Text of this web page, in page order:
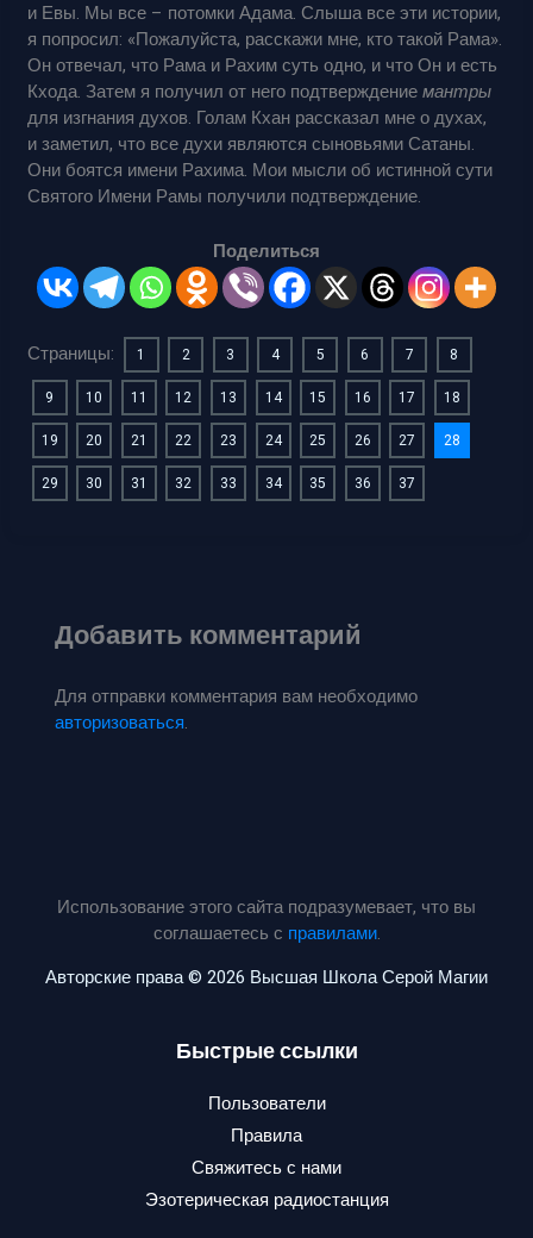
и Евы. Мы все – потомки Адама. Слыша все эти истории,
я попросил: «Пожалуйста, расскажи мне, кто такой Рама».
Он отвечал, что Рама и Рахим суть одно, и что Он и есть
Кхода. Затем я получил от него подтверждениемантры
для изгнания духов. Голам Кхан рассказал мне о духах,
и заметил, что все духи являются сыновьями Сатаны.
Они боятся имени Рахима. Мои мысли об истинной сути
Святого Имени Рамы получили подтверждение.
Поделиться
Страницы: 1 2 3 4 5 6 7
8
9
10 11 12 13 14 15 16 17
18
19
20 21 22 23 24 25 26 27
28
29
30 31 32 33 34 35 36 37
Добавить комментарий
Для отправки комментария вам необходимо
авторизоваться.
Использование этого сайта подразумевает, что вы
соглашаетесь с правилами.
Авторские права © 2026 Высшая Школа Серой Магии
Быстрые ссылки
Пользователи
Правила
Свяжитесь с нами
Эзотерическая радиостанция